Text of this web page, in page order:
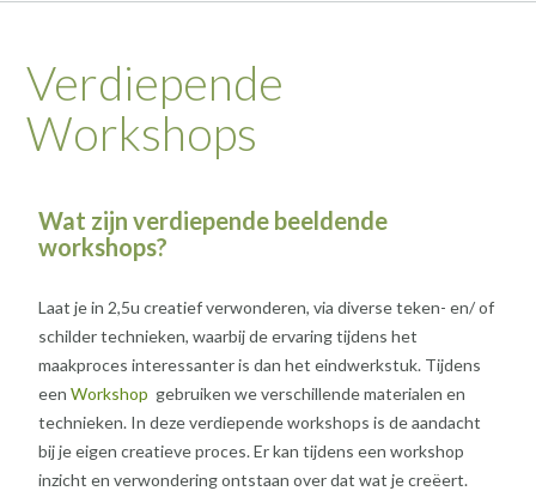
Verdiepende
Workshops
Wat zijn verdiepende beeldende
workshops?
Laat je in 2,5u creatief verwonderen, via diverse teken- en/ of
schilder technieken, waarbij de ervaring tijdens het
maakproces interessanter is dan het eindwerkstuk. Tijdens
een Workshop gebruiken we verschillende materialen en
technieken. In deze verdiepende workshops is de aandacht
bij je eigen creatieve proces. Er kan tijdens een workshop
inzicht en verwondering ontstaan over dat wat je creëert.